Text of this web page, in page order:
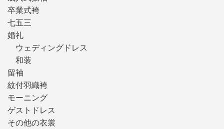
卒業式袴
七五三
婚礼
ウェディングドレス
和装
留袖
紋付羽織袴
モーニング
ゲストドレス
その他の衣裳